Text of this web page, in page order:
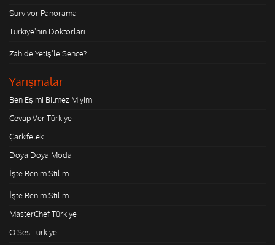
Survivor Panorama
Türkiye'nin Doktorları
Zahide Yetiş'le Sence?
Yarışmalar
Ben Eşimi Bilmez Miyim
Cevap Ver Türkiye
Çarkıfelek
Doya Doya Moda
İşte Benim Stilim
İşte Benim Stilim
MasterChef Türkiye
O Ses Türkiye